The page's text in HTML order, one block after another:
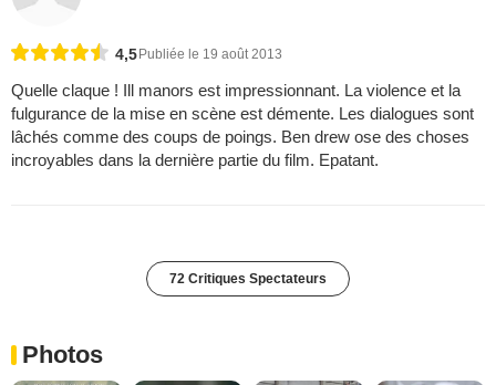
4,5Publiée le 19 août 2013
Quelle claque ! Ill manors est impressionnant. La violence et la
fulgurance de la mise en scène est démente. Les dialogues sont
lâchés comme des coups de poings. Ben drew ose des choses
incroyables dans la dernière partie du film. Epatant.
72 Critiques Spectateurs
Photos